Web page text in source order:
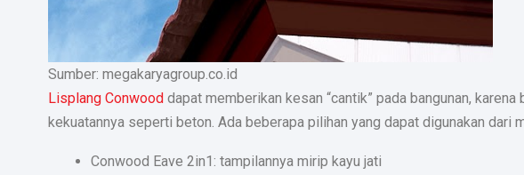
Sumber: megakaryagroup.co.id
Lisplang Conwooddapat memberikan kesan “cantik” pada bangunan,
kekuatannya seperti beton. Ada beberapa pilihan yang dapat digunakan dari
Conwood Eave 2in1: tampilannya mirip kayu jati